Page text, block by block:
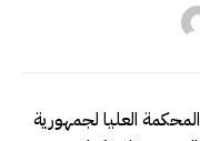
العليا لجمهورية